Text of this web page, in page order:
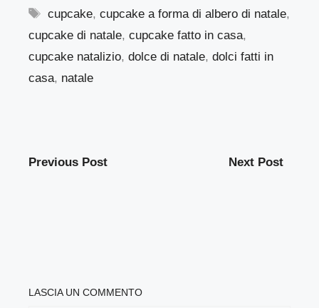
Tag
cupcake,cupcake a forma di albero di natale,
cupcake di natale, cupcake fatto in casa,
cupcake natalizio, dolce di natale, dolci fatti in
casa, natale
Previous Post Next Post
LASCIA UN COMMENTO